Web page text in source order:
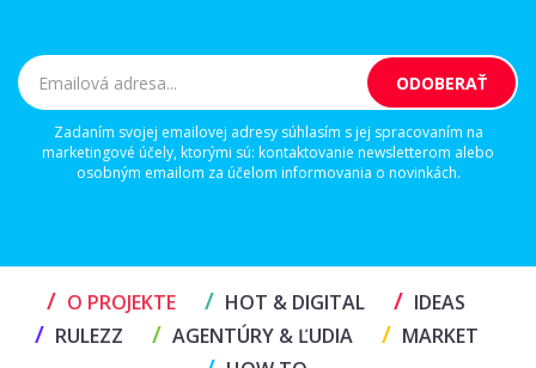
Zadaním svojej emailovej adresy súhlasím s jej spracovaním na
marketingové účely, ktorými sú: kontaktovanie newsletterom alebo
osobným emailom za účelom informovania o novinkách.
/ O PROJEKTE / HOT & DIGITAL / IDEAS
/ RULEZZ / AGENTÚRY & ĽUDIA / MARKET